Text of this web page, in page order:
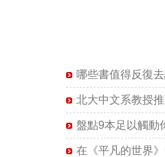
哪些書值得反復
北大中文系教授
盤點9本足以觸動
在《平凡的世界